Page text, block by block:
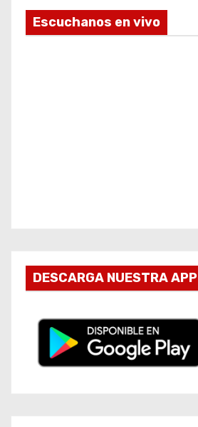
Escuchanos en vivo
DESCARGA NUESTRA APP